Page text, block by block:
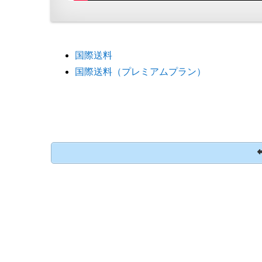
国際送料
国際送料（プレミアムプラン）